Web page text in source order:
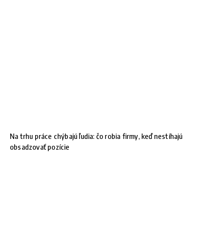
Na trhu práce chýbajú ľudia: čo robia firmy, keď nestíhajú
obsadzovať pozície